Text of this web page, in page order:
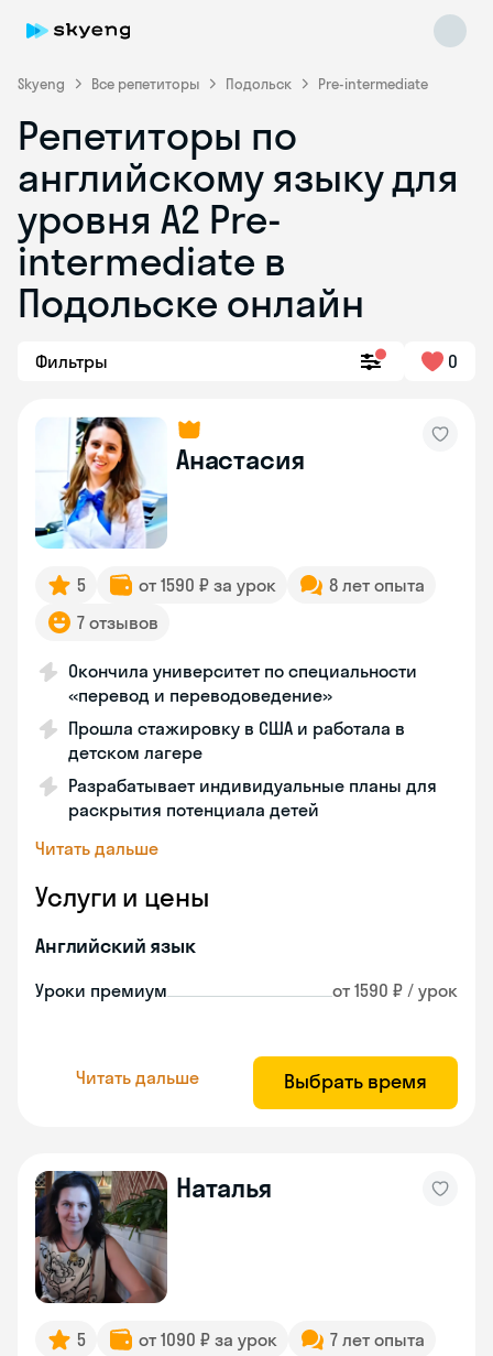
Skyeng Все репетиторы Подольск Pre-intermediate
Репетиторы по
английскому языку для
уровня A2 Pre-
intermediate в
Подольске онлайн
Фильтры 0
Анастасия
5 от 1590 ₽ за урок
8 лет опыта
7 отзывов
Окончила университет по специальности
«перевод и переводоведение»
Прошла стажировку в США и работала в
детском лагере
Разрабатывает индивидуальные планы для
раскрытия потенциала детей
Читать дальше
Услуги и цены
Английский язык
Уроки премиум от 1590 ₽ / урок
Читать дальше Выбрать время
Наталья
5 от 1090 ₽ за урок
7 лет опыта
online